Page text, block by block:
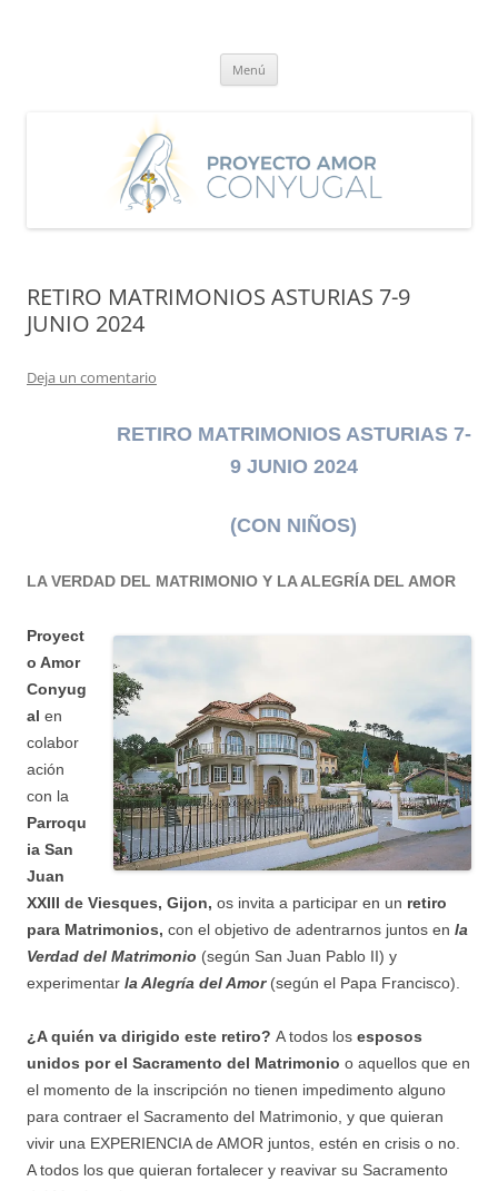
Menú
RETIRO MATRIMONIOS ASTURIAS 7-9
JUNIO 2024
Deja un comentario
RETIRO MATRIMONIOS ASTURIAS 7-
9 JUNIO 2024
(CON NIÑOS)
LA VERDAD DEL MATRIMONIO Y LA ALEGRÍA DEL AMOR
Proyect
o Amor
Conyug
al en
colabor
ación
con la
Parroqu
ia San
Juan
XXIII de Viesques, Gijon, os invita a participar en un retiro
para Matrimonios, con el objetivo de adentrarnos juntos en la
Verdad del Matrimonio (según San Juan Pablo II) y
experimentar la Alegría del Amor(según el Papa Francisco).
¿A quién va dirigido este retiro? A todos los esposos
unidos por el Sacramento del Matrimonio o aquellos que en
el momento de la inscripción no tienen impedimento alguno
para contraer el Sacramento del Matrimonio, y que quieran
vivir una EXPERIENCIA de AMOR juntos, estén en crisis o no.
A todos los que quieran fortalecer y reavivar su Sacramento